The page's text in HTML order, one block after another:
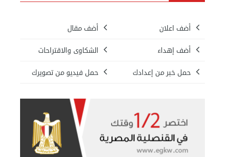
أضف اعلان أضف مقال
أضف إهداء الشكاوى والاقتراحات
حمل خبر من إعدادك حمل فيديو من تصويرك